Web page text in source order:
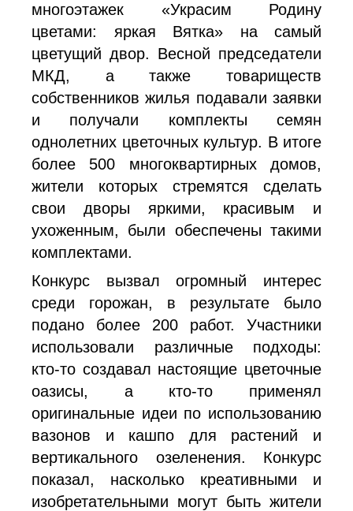
многоэтажек «Украсим Родину
цветами: яркая Вятка» на самый
цветущий двор. Весной председатели
МКД, а также товариществ
собственников жилья подавали заявки
и получали комплекты семян
однолетних цветочных культур. В итоге
более 500 многоквартирных домов,
жители которых стремятся сделать
свои дворы яркими, красивым и
ухоженным, были обеспечены такими
комплектами.
Конкурс вызвал огромный интерес
среди горожан, в результате было
подано более 200 работ. Участники
использовали различные подходы:
кто-то создавал настоящие цветочные
оазисы, а кто-то применял
оригинальные идеи по использованию
вазонов и кашпо для растений и
вертикального озеленения. Конкурс
показал, насколько креативными и
изобретательными могут быть жители